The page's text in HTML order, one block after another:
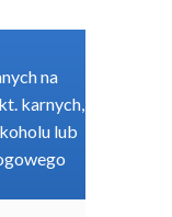
na
karnych,
lub